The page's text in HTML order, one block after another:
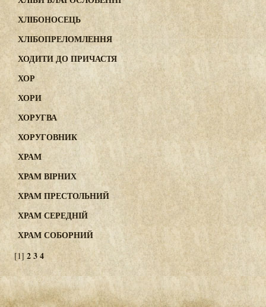
ХЛІБОНОСЕЦЬ
ХЛІБОПРЕЛОМЛЕННЯ
ХОДИТИ ДО ПРИЧАСТЯ
ХОР
ХОРИ
ХОРУГВА
ХОРУГОВНИК
ХРАМ
ХРАМ ВІРНИХ
ХРАМ ПРЕСТОЛЬНИЙ
ХРАМ СЕРЕДНІЙ
ХРАМ СОБОРНИЙ
[1] 234